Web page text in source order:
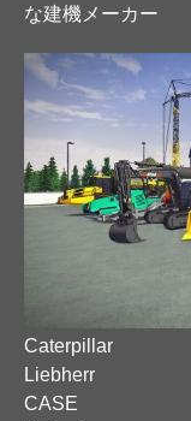
な建機メーカー
Caterpillar
Liebherr
CASE